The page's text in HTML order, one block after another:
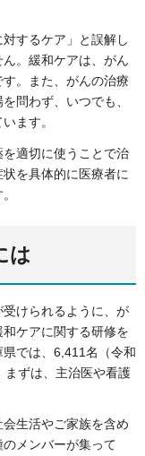
するケア」と誤解し
。緩和ケアは、がん
。また、がんの治療
問わず、いつでも、
ます。
適切に使うことで治
を具体的に医療者に
は
けられるように、が
ケアに関する研修を
では、6,411名（令和
まずは、主治医や看護
生活やご家族を含め
メンバーが集って